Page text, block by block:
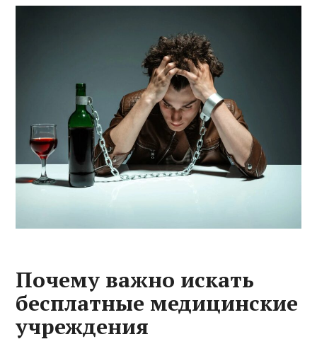
Почему важно искать
бесплатные медицинские
учреждения